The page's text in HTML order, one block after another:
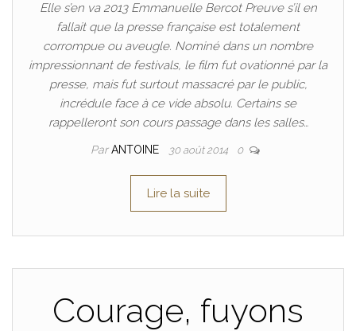
Elle s’en va 2013 Emmanuelle Bercot Preuve s’il en
fallait que la presse française est totalement
corrompue ou aveugle. Nominé dans un nombre
impressionnant de festivals, le film fut ovationné par la
presse, mais fut surtout massacré par le public,
incrédule face à ce vide absolu. Certains se
rappelleront son cours passage dans les salles…
ParANTOINE 30 août 2014 0
Lire la suite
Courage, fuyons